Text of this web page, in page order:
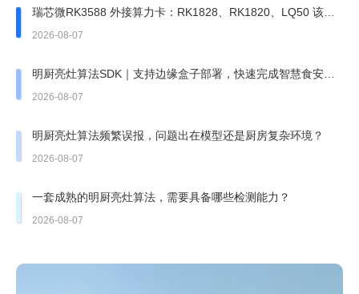
瑞芯微RK3588 外接算力卡：RK1828、RK1820、LQ50 该上
哪一张？
2026-08-07
明厨亮灶算法SDK｜支持边缘盒子部署，快速完成智慧食安改
造
2026-08-07
明厨亮灶算法频繁误报，问题出在模型还是厨房复杂环境？
2026-08-07
一套成熟的明厨亮灶算法，需要具备哪些检测能力？
2026-08-07